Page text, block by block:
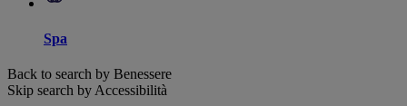
Spa
Back to search by Benessere
Skip search by Accessibilità